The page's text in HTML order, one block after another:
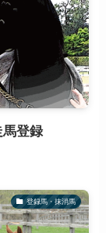
馬登録
登録馬・抹消馬